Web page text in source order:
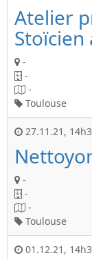
Atelier
-
-
-
Toulouse
27.11.21 ,
-
-
-
Toulouse
01.12.21 ,